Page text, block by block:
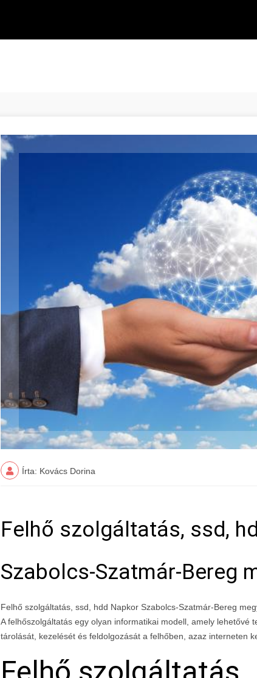
Írta: Kovács Dorina
Felhő szolgáltatás, ssd,
Szabolcs-Szatmár-Bereg
Felhő szolgáltatás, ssd, hdd Napkor Szabolcs-Szatmár-Bereg
A felhőszolgáltatás egy olyan informatikai modell, amely lehetővé
tárolását, kezelését és feldolgozását a felhőben, azaz interneten